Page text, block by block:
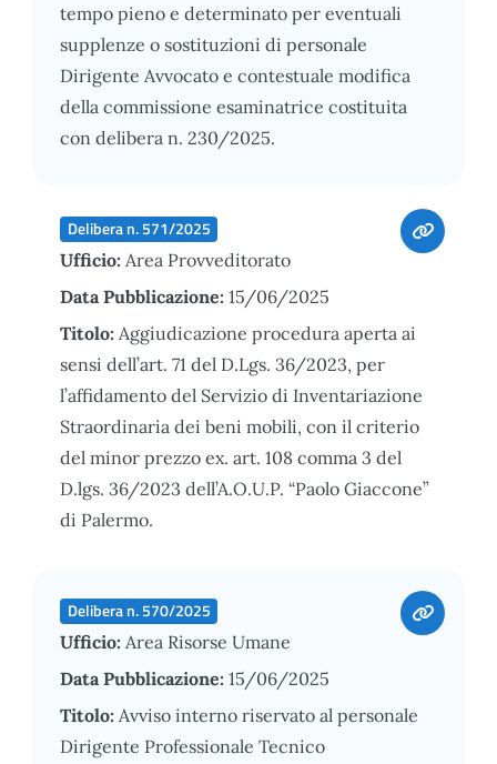
tempo pieno e determinato per eventuali
supplenze o sostituzioni di personale
Dirigente Avvocato e contestuale modifica
della commissione esaminatrice costituita
con delibera n. 230/2025.
Delibera n. 571/2025
Ufficio: Area Provveditorato
Data Pubblicazione: 15/06/2025
Titolo: Aggiudicazione procedura aperta ai
sensi dell’art. 71 del D.Lgs. 36/2023, per
l’affidamento del Servizio di Inventariazione
Straordinaria dei beni mobili, con il criterio
del minor prezzo ex. art. 108 comma 3 del
D.lgs. 36/2023 dell’A.O.U.P. “Paolo Giaccone”
di Palermo.
Delibera n. 570/2025
Ufficio: Area Risorse Umane
Data Pubblicazione: 15/06/2025
Titolo: Avviso interno riservato al personale
Dirigente Professionale Tecnico